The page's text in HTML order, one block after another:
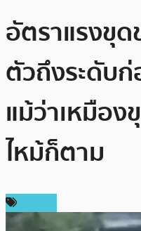
อัตราแรงขุ
ตัวถึงระดับ
แม้ว่าเหมือง
ไหม้ก็ตาม